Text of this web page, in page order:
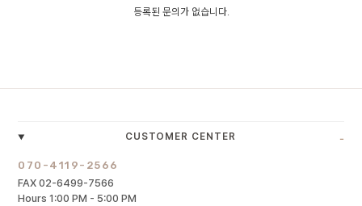
등록된 문의가 없습니다.
CUSTOMER CENTER -
070-4119-2566
FAX 02-6499-7566
Hours 1:00 PM - 5:00 PM